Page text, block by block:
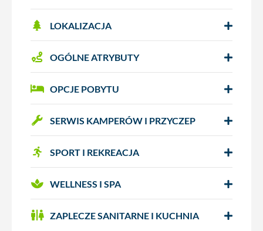
LOKALIZACJA
OGÓLNE ATRYBUTY
OPCJE POBYTU
SERWIS KAMPERÓW I PRZYCZEP
SPORT I REKREACJA
WELLNESS I SPA
ZAPLECZE SANITARNE I KUCHNIA